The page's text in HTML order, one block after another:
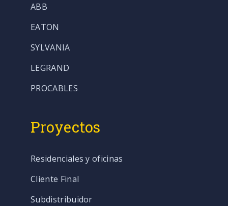
ABB
EATON
SYLVANIA
LEGRAND
PROCABLES
Proyectos
Residenciales y oficinas
Cliente Final
Subdistribuidor